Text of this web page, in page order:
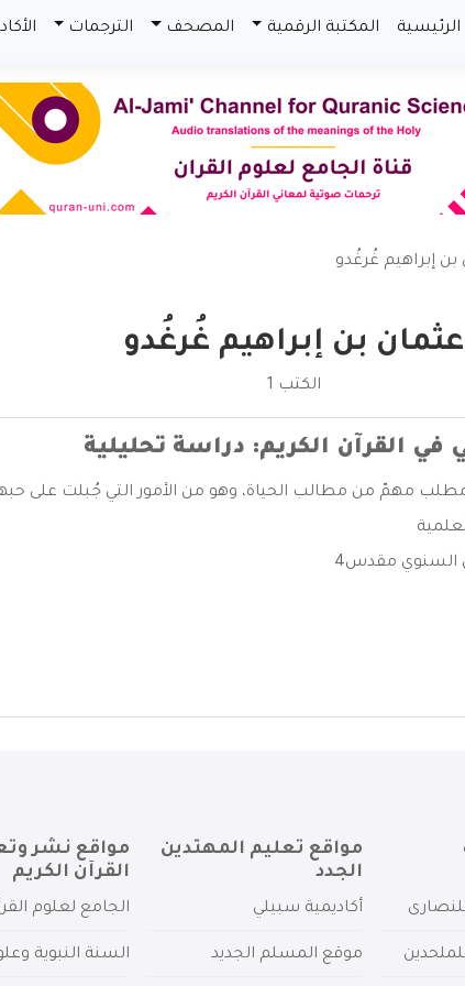
الرئيسية المكتبة الرقمية المصحف الترجمات
بن إبراهيم غُرغُدو
عثمان بن إبراهيم غُرغُدو
الكتب 1
في القرآن الكريم: دراسة تحليلية
مهمّ من مطالب الحياة، وهو من الأمور التي جُبلت على
السنوي مقدس4
مواقع تعليم المهتدين
الجدد
أكاديمية سبيلي
موقع المسلم الجديد
مواقع نشر
القرآن الكريم
الجامع لعلوم
السنة النبوية